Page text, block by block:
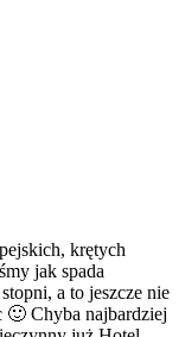
krętych
jak spada
a to jeszcze nie
🙂 Chyba najbardziej